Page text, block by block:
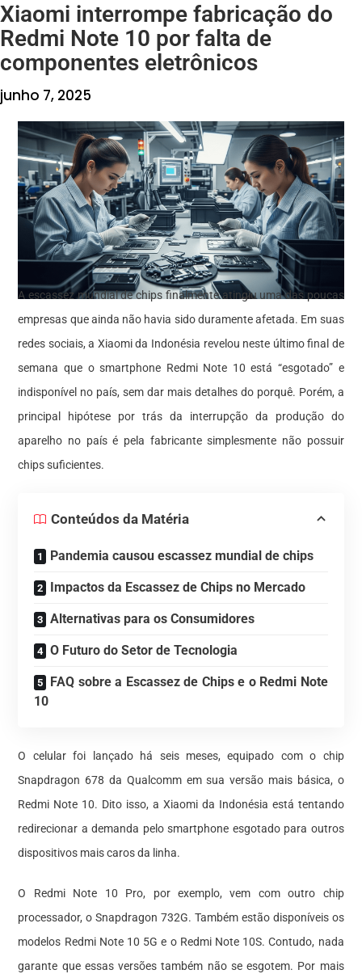
Xiaomi interrompe fabricação do
Redmi Note 10 por falta de
componentes eletrônicos
junho 7, 2025
A escassez mundial de chips finalmente atingiu uma das poucas
empresas que ainda não havia sido duramente afetada. Em suas
redes sociais, a Xiaomi da Indonésia revelou neste último final de
semana que o smartphone Redmi Note 10 está “esgotado” e
indisponível no país, sem dar mais detalhes do porquê. Porém, a
principal hipótese por trás da interrupção da produção do
aparelho no país é pela fabricante simplesmente não possuir
chips suficientes.
Conteúdos da Matéria
Pandemia causou escassez mundial de chips
Impactos da Escassez de Chips no Mercado
Alternativas para os Consumidores
O Futuro do Setor de Tecnologia
FAQ sobre a Escassez de Chips e o Redmi Note
10
O celular foi lançado há seis meses, equipado com o chip
Snapdragon 678 da Qualcomm em sua versão mais básica, o
Redmi Note 10. Dito isso, a Xiaomi da Indonésia está tentando
redirecionar a demanda pelo smartphone esgotado para outros
dispositivos mais caros da linha.
O Redmi Note 10 Pro, por exemplo, vem com outro chip
processador, o Snapdragon 732G. Também estão disponíveis os
modelos Redmi Note 10 5G e o Redmi Note 10S. Contudo, nada
garante que essas versões também não se esgotem. Por mais